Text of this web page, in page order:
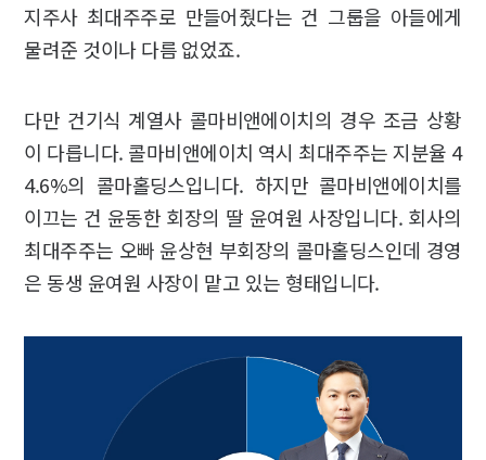
지주사 최대주주로 만들어줬다는 건 그룹을 아들에게
물려준 것이나 다름 없었죠.
다만 건기식 계열사 콜마비앤에이치의 경우 조금 상황
이 다릅니다. 콜마비앤에이치 역시 최대주주는 지분율 4
4.6%의 콜마홀딩스입니다. 하지만 콜마비앤에이치를
이끄는 건 윤동한 회장의 딸 윤여원 사장입니다. 회사의
최대주주는 오빠 윤상현 부회장의 콜마홀딩스인데 경영
은 동생 윤여원 사장이 맡고 있는 형태입니다.